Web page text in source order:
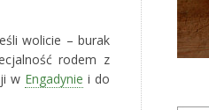
wolicie – burak
rodem z
w Engadynie i do